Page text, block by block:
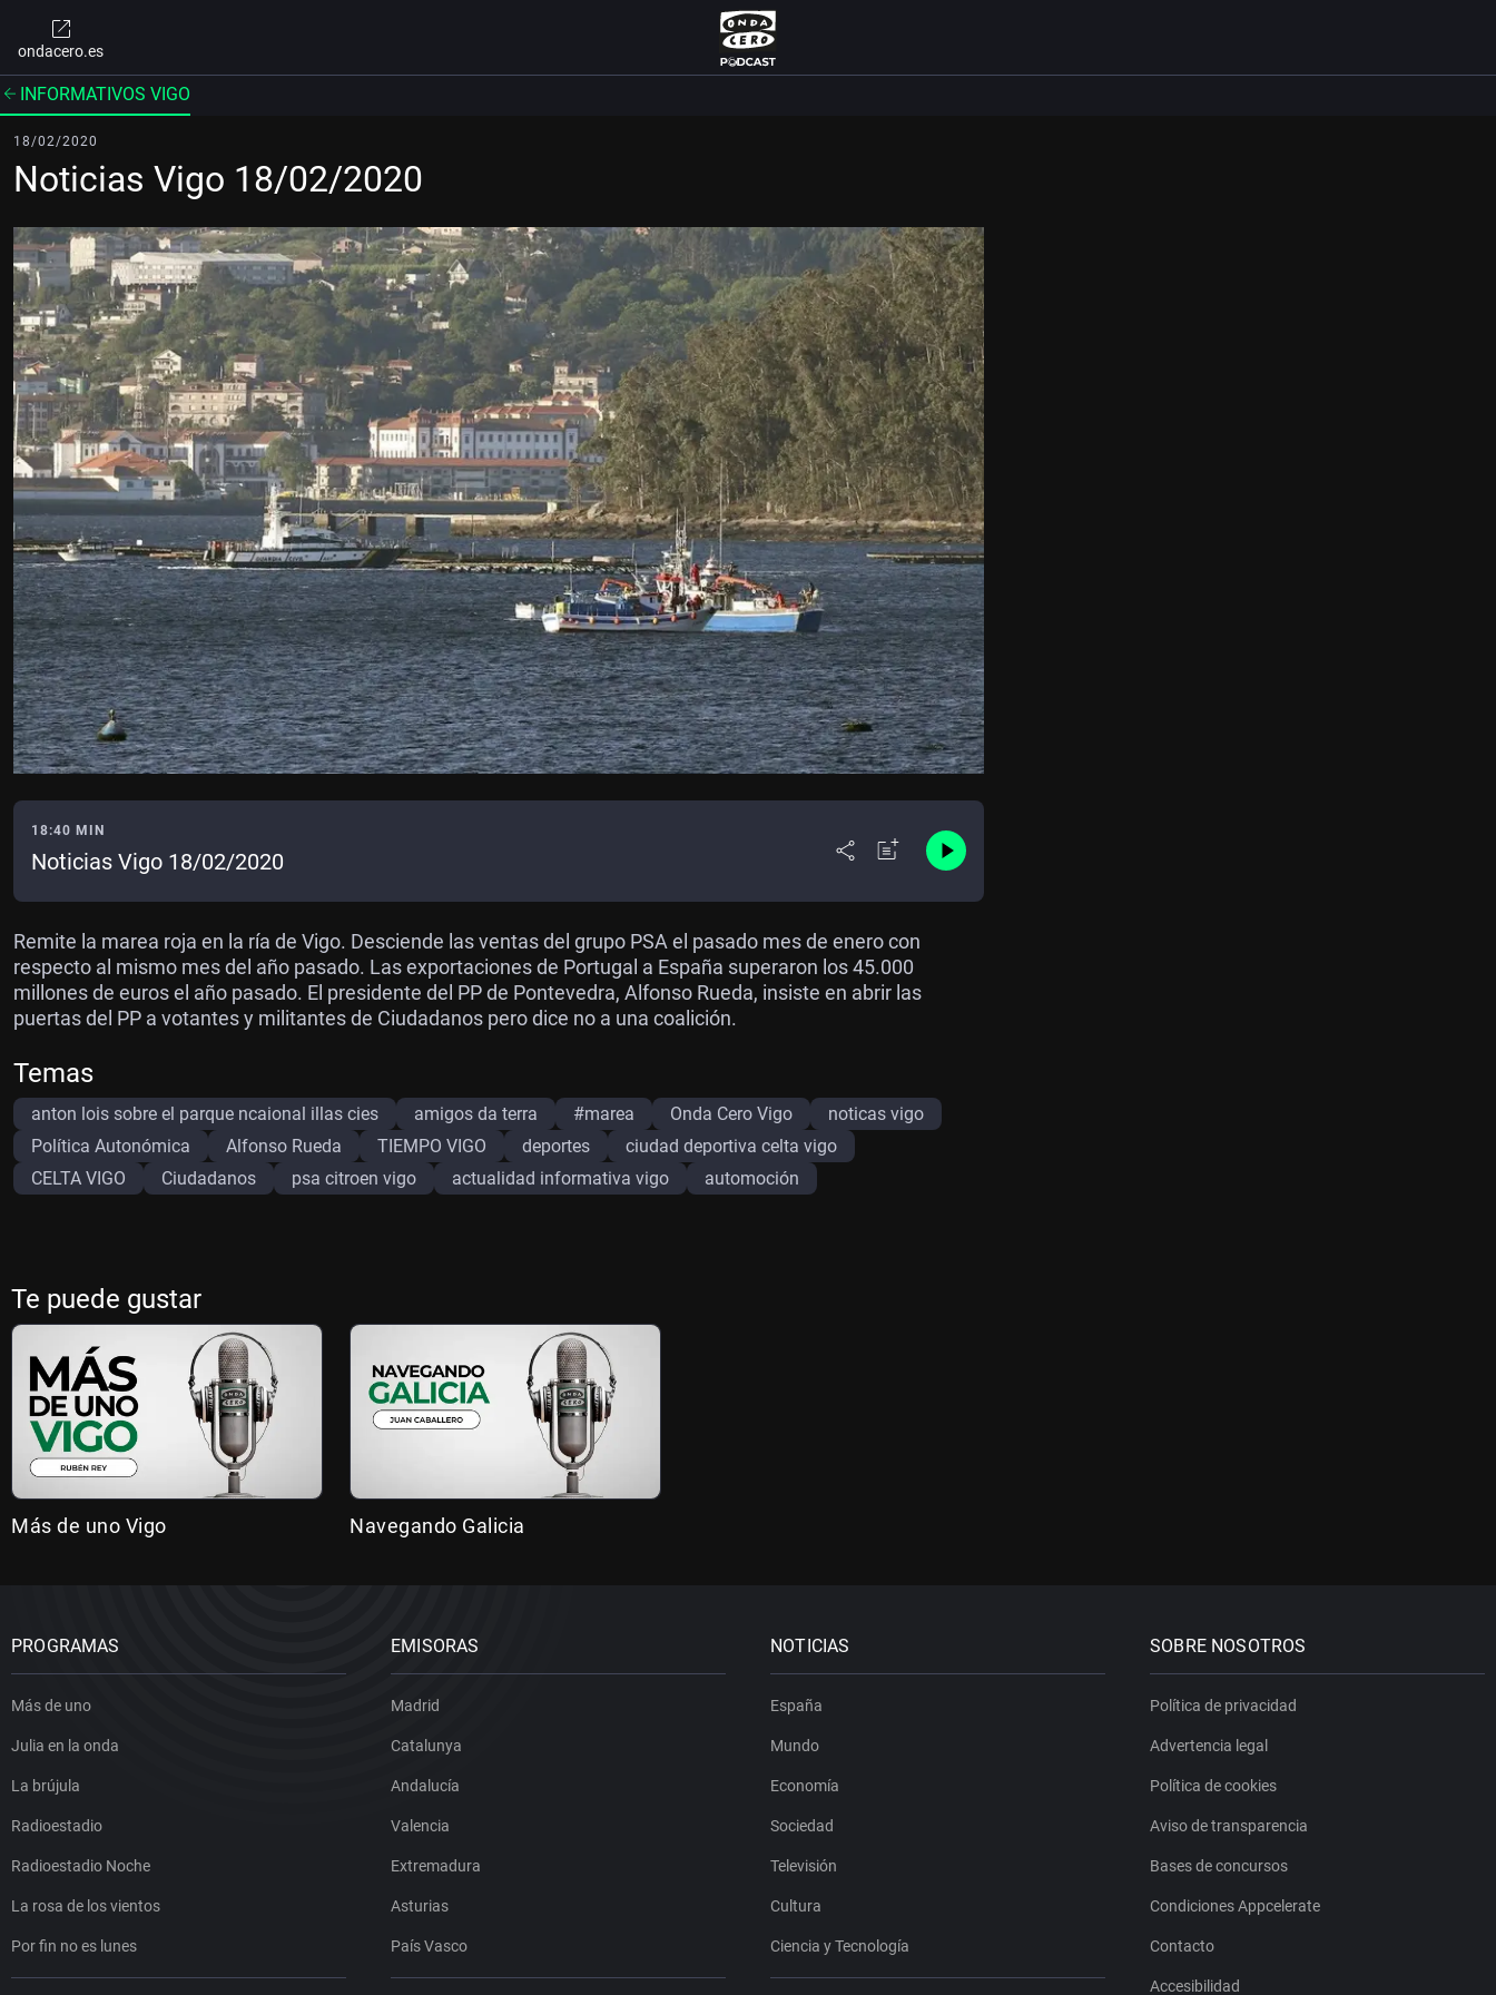
ondacero.es
INFORMATIVOS VIGO
18/02/2020
Noticias Vigo 18/02/2020
18:40 MIN
Noticias Vigo 18/02/2020
Remite la marea roja en la ría de Vigo. Desciende las ventas del grupo PSA el pasado mes de enero con
respecto al mismo mes del año pasado. Las exportaciones de Portugal a España superaron los 45.000
millones de euros el año pasado. El presidente del PP de Pontevedra, Alfonso Rueda, insiste en abrir las
puertas del PP a votantes y militantes de Ciudadanos pero dice no a una coalición.
Temas
anton lois sobre el parque ncaional illas cies amigos da terra #marea Onda Cero Vigo
noticas vigo
Política Autonómica
Alfonso Rueda TIEMPO VIGO deportes
ciudad deportiva celta vigo
CELTA VIGO
Ciudadanos psa citroen vigo actualidad informativa vigo automoción
Te puede gustar
Más de uno Vigo Navegando Galicia
PROGRAMAS
Más de uno
Julia en la onda
La brújula
Radioestadio
Radioestadio Noche
La rosa de los vientos
Por fin no es lunes
EMISORAS
Madrid
Catalunya
Andalucía
Valencia
Extremadura
Asturias
País Vasco
NOTICIAS
España
Mundo
Economía
Sociedad
Televisión
Cultura
Ciencia y Tecnología
SOBRE NOSOTROS
Política de privacidad
Advertencia legal
Política de cookies
Aviso de transparencia
Bases de concursos
Condiciones Appcelerate
Contacto
Accesibilidad